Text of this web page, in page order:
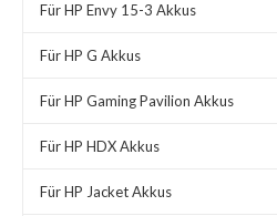
Für HP Envy 15-3 Akkus
Für HP G Akkus
Für HP Gaming Pavilion Akkus
Für HP HDX Akkus
Für HP Jacket Akkus